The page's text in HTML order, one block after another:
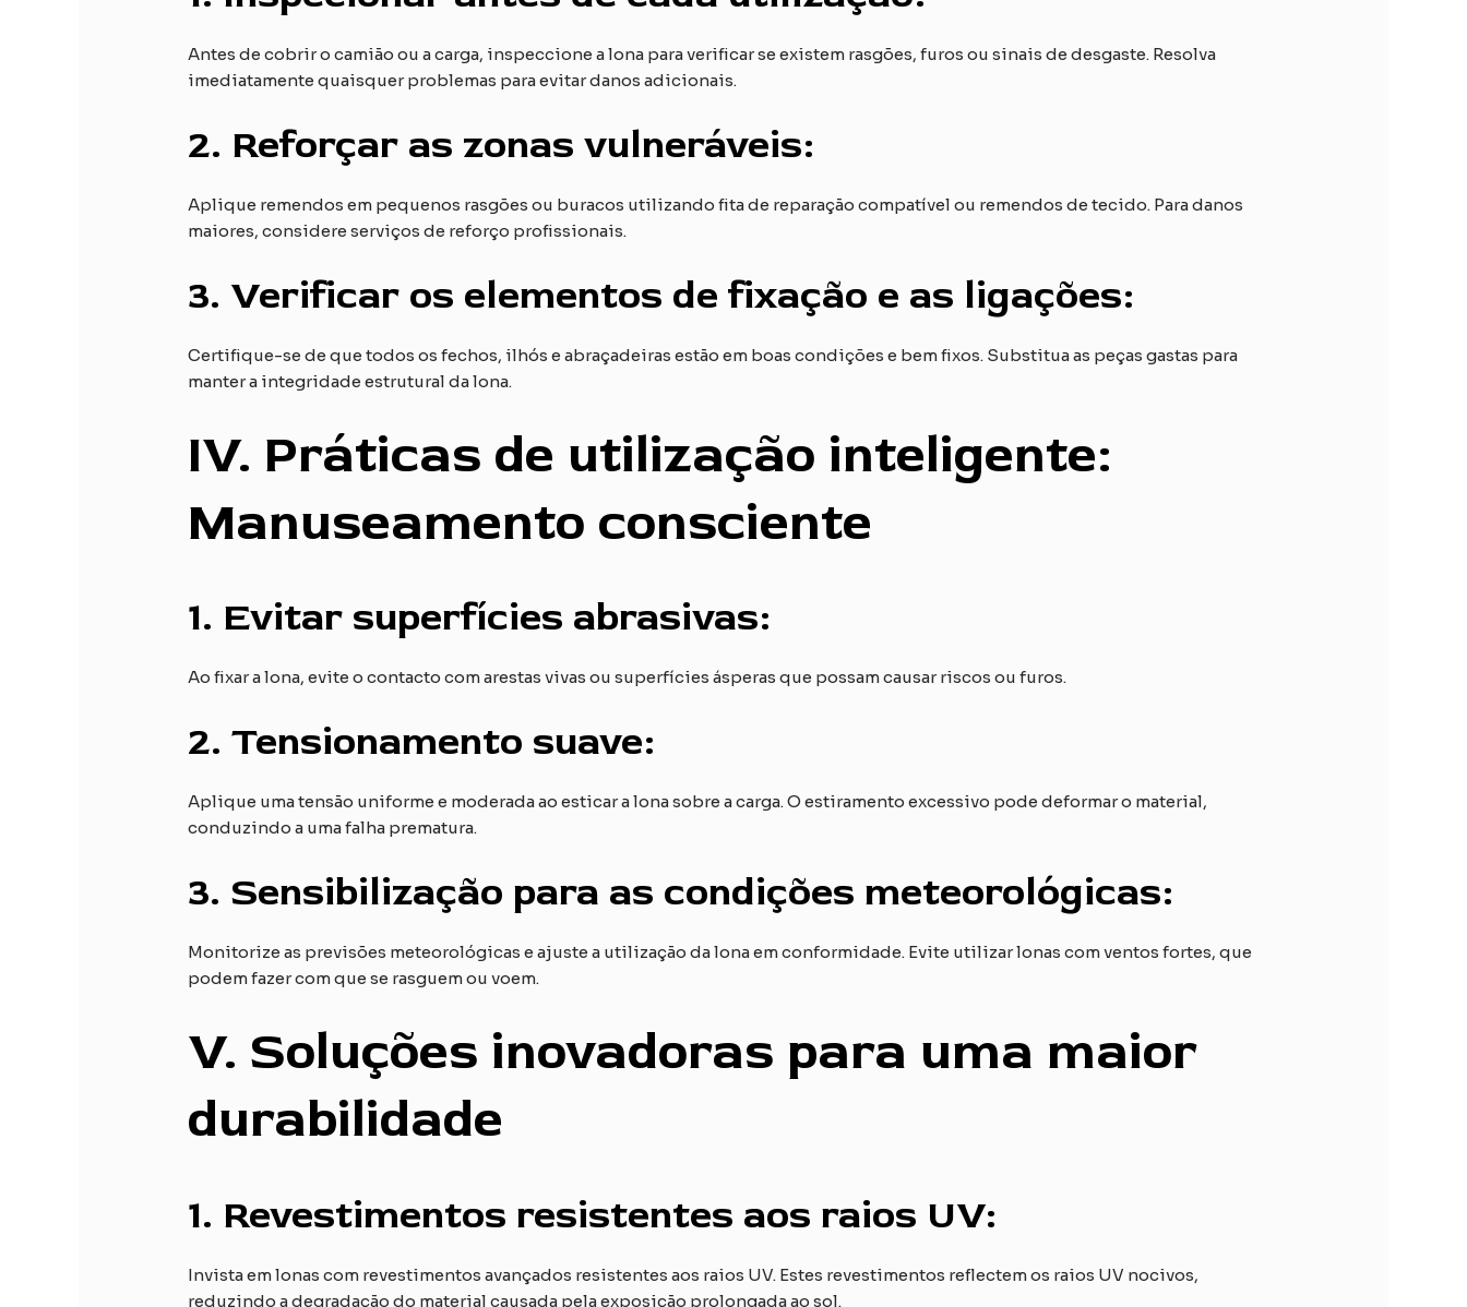
Antes de cobrir o camião ou a carga, inspeccione a lona para verificar se existem rasgões, furos ou sinais de desgaste. Resolva
imediatamente quaisquer problemas para evitar danos adicionais.
2. Reforçar as zonas vulneráveis:
Aplique remendos em pequenos rasgões ou buracos utilizando fita de reparação compatível ou remendos de tecido. Para danos
maiores, considere serviços de reforço profissionais.
3.Verificar os elementos de fixação e as ligações:
Certifique-se de que todos os fechos, ilhós e abraçadeiras estão em boas condições e bem fixos. Substitua as peças gastas para
manter a integridade estrutural da lona.
IV. Práticas de utilização inteligente:
Manuseamento consciente
1. Evitar superfícies abrasivas:
Ao fixar a lona, evite o contacto com arestas vivas ou superfícies ásperas que possam causar riscos ou furos.
2.Tensionamento suave:
Aplique uma tensão uniforme e moderada ao esticar a lona sobre a carga. O estiramento excessivo pode deformar o material,
conduzindo a uma falha prematura.
3. Sensibilização para as condições meteorológicas:
Monitorize as previsões meteorológicas e ajuste a utilização da lona em conformidade. Evite utilizar lonas com ventos fortes, que
podem fazer com que se rasguem ou voem.
V. Soluções inovadoras para uma maior
durabilidade
1. Revestimentos resistentes aos raios UV:
Invista em lonas com revestimentos avançados resistentes aos raios UV. Estes revestimentos reflectem os raios UV nocivos,
reduzindo a degradação do material causada pela exposição prolongada ao sol.